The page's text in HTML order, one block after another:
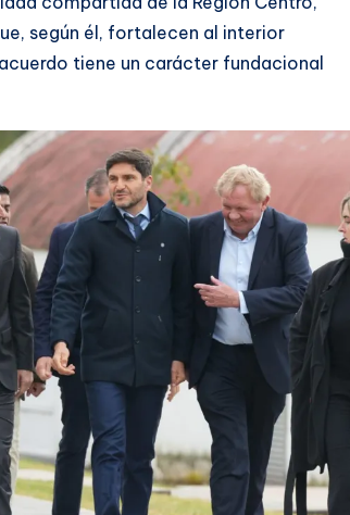
según él, fortalecen al interior
tiene un carácter fundacional